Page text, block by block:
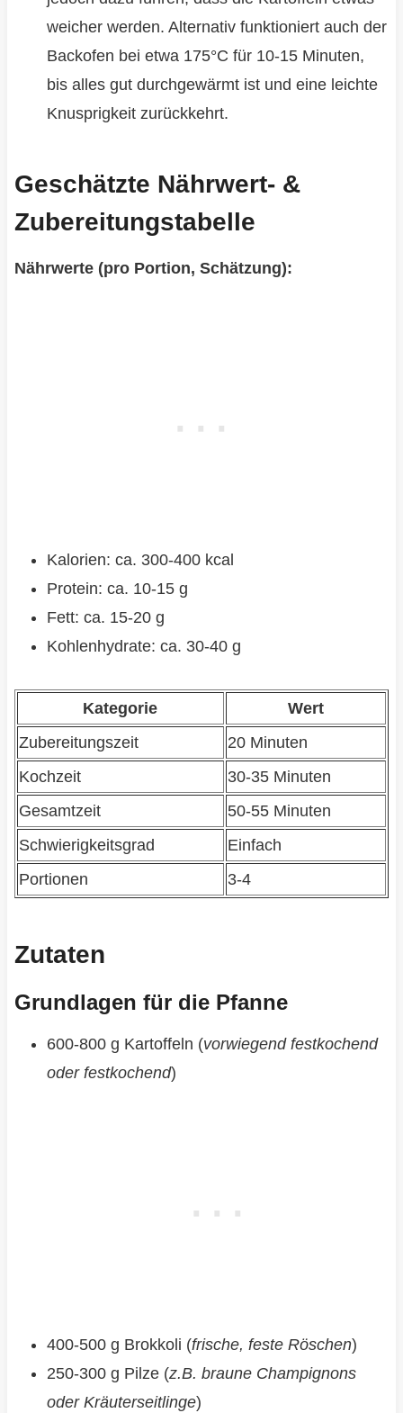
weicher werden. Alternativ funktioniert auch der
Backofen bei etwa 175°C für 10-15 Minuten,
bis alles gut durchgewärmt ist und eine leichte
Knusprigkeit zurückkehrt.
Geschätzte Nährwert- &
Zubereitungstabelle
Nährwerte (pro Portion, Schätzung):
Kalorien: ca. 300-400 kcal
Protein: ca. 10-15 g
Fett: ca. 15-20 g
Kohlenhydrate: ca. 30-40 g
Kategorie
Wert
Zubereitungszeit
20 Minuten
Kochzeit
30-35 Minuten
Gesamtzeit
50-55 Minuten
Schwierigkeitsgrad
Einfach
Portionen
3-4
Zutaten
Grundlagen für die Pfanne
600-800 g Kartoffeln (vorwiegend festkochend
oder festkochend)
400-500 g Brokkoli (frische, feste Röschen)
250-300 g Pilze (z.B. braune Champignons
oder Kräuterseitlinge)